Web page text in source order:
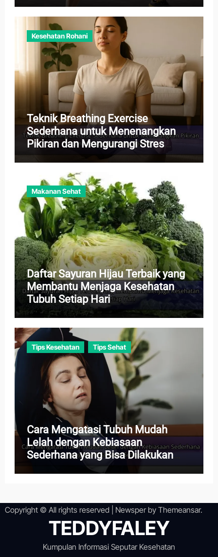
Kesehatan Rohani
Teknik Breathing Exercise
Sederhana untuk Menenangkan
Pikiran dan Mengurangi Stres
Harian
Makanan Sehat
Daftar Sayuran Hijau Terbaik yang
Membantu Menjaga Kesehatan
Tubuh Setiap Hari
Tips Kesehatan Tips Sehat
Cara Mengatasi Tubuh Mudah
Lelah dengan Kebiasaan
Sederhana yang Bisa Dilakukan
Copyright © All rights reserved Newsperby Themeansar.
TEDDYFALEY
Kumpulan Informasi Seputar Kesehatan